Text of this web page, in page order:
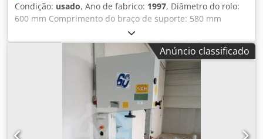
Condição: usado, Ano de fabrico: 1997, Diâmetro do rolo:
600 mm Comprimento do braço de suporte: 580 mm
Profundidade de corte: Dodozqyxfepfx Af Rsck Mesa com
inclinação: sim Velocidade da correia: Potência do motor:
2,2 kW Freio do motor: sim / automático Conexão de
extração de pó: 100 mm e 120 mm Comprimento da
máquina: 1150 mm Largura da máquina: 850 mm Altura
da máquina: 2100 mm Peso: 200 kg
Anúncio classificado